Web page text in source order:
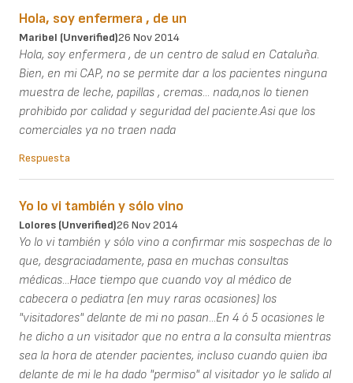
Hola, soy enfermera , de un
Maribel (unverified)26 Nov 2014
Hola, soy enfermera , de un centro de salud en Cataluña.
Bien, en mi CAP, no se permite dar a los pacientes ninguna
muestra de leche, papillas , cremas... nada,nos lo tienen
prohibido por calidad y seguridad del paciente.Asi que los
comerciales ya no traen nada
Respuesta
Yo lo vi también y sólo vino
Lolores (unverified)26 Nov 2014
Yo lo vi también y sólo vino a confirmar mis sospechas de lo
que, desgraciadamente, pasa en muchas consultas
médicas...Hace tiempo que cuando voy al médico de
cabecera o pediatra (en muy raras ocasiones) los
"visitadores" delante de mi no pasan...En 4 ó 5 ocasiones le
he dicho a un visitador que no entra a la consulta mientras
sea la hora de atender pacientes, incluso cuando quien iba
delante de mi le ha dado "permiso" al visitador yo le salido al